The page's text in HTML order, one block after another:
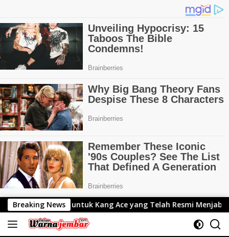
Langsung
ke
konten
Breaking News
selamat untuk Kang Ace yang Telah Resmi Menjabat